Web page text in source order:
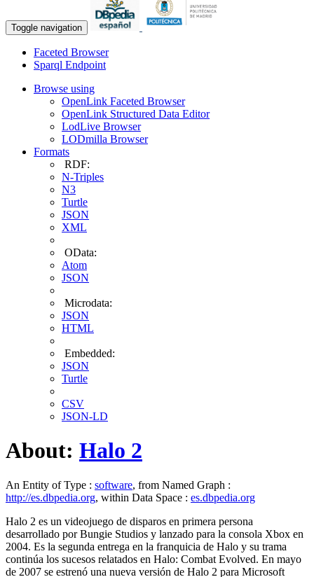
Toggle navigation
Faceted Browser
Sparql Endpoint
Browse using
OpenLink Faceted Browser
OpenLink Structured Data Editor
LodLive Browser
LODmilla Browser
Formats
RDF:
N-Triples
N3
Turtle
JSON
XML
OData:
Atom
JSON
Microdata:
JSON
HTML
Embedded:
JSON
Turtle
CSV
JSON-LD
About: Halo 2
An Entity of Type : software, from Named Graph :
http://es.dbpedia.org, within Data Space : es.dbpedia.org
Halo 2 es un videojuego de disparos en primera persona
desarrollado por Bungie Studios y lanzado para la consola Xbox en
2004.​ Es la segunda entrega en la franquicia de Halo y su trama
continúa los sucesos relatados en Halo: Combat Evolved. En mayo
de 2007 se estrenó una nueva versión de Halo 2 para Microsoft